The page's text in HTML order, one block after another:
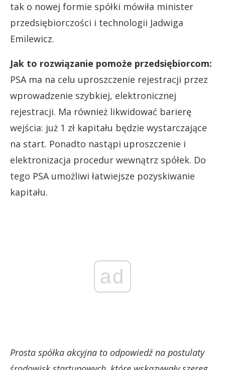
tak o nowej formie spółki mówiła minister
przedsiębiorczości i technologii Jadwiga
Emilewicz.
Jak to rozwiązanie pomoże przedsiębiorcom:
PSA ma na celu uproszczenie rejestracji przez
wprowadzenie szybkiej, elektronicznej
rejestracji. Ma również likwidować barierę
wejścia: już 1 zł kapitału będzie wystarczające
na start. Ponadto nastąpi uproszczenie i
elektronizacja procedur wewnątrz spółek. Do
tego PSA umożliwi łatwiejsze pozyskiwanie
kapitału.
ad
Prosta spółka akcyjna to odpowiedź na postulaty